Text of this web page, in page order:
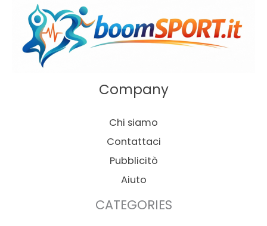
Company
Chi siamo
Contattaci
Pubblicitò
Aiuto
CATEGORIES